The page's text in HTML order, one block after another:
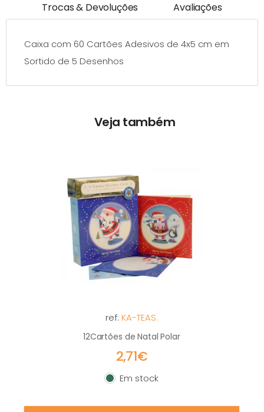
Trocas & Devoluções
Avaliações
Caixa com 60 Cartões Adesivos de 4x5 cm em
Sortido de 5 Desenhos
Veja também
ref: KA-TEAS.
12Cartões de Natal Polar
2,71€
Em stock
Em stock